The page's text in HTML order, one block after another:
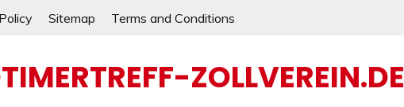
Sitemap Terms and Conditions
ZOLLVEREIN.DE